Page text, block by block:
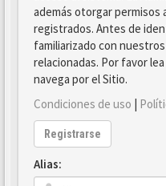
además otorgar permisos
registrados. Antes de
familiarizado con
relacionadas. Por favor
navega por el Sitio.
Condiciones de uso |
Registrarse
Alias: